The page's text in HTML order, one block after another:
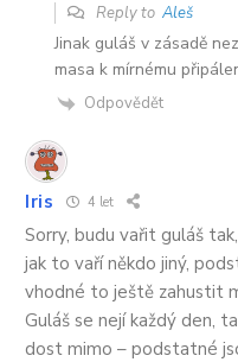
Reply to Aleš
Jinak guláš v zásadě
masa k mírnému
Odpovědět
Iris 4 let
Sorry, budu vařit guláš
jak to vaří někdo jiný,
vhodné to ještě zahustit
Guláš se nejí každý den,
dost mimo – podstatné